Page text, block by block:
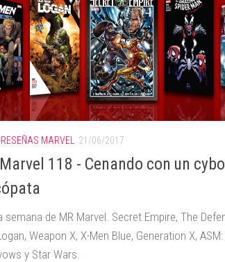
MARVEL 21/06/2017
118 - Cenando con un
semana de MR Marvel. Secret Empire, The
Weapon X, X-Men Blue, Generation X,
y Star Wars.